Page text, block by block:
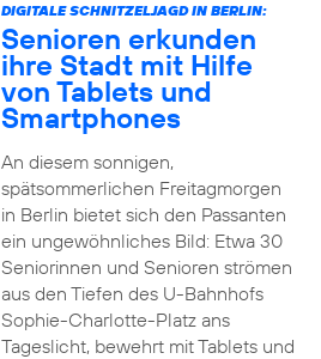
DIGITALE SCHNITZELJAGD IN BERLIN:
Senioren erkunden
ihre Stadt mit Hilfe
von Tablets und
Smartphones
An diesem sonnigen,
spätsommerlichen Freitagmorgen
in Berlin bietet sich den Passanten
ein ungewöhnliches Bild: Etwa 30
Seniorinnen und Senioren strömen
aus den Tiefen des U-Bahnhofs
Sophie-Charlotte-Platz ans
Tageslicht, bewehrt mit Tablets und